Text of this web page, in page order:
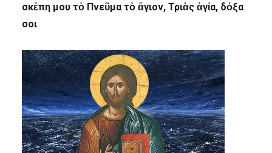
σκέπη μου τὸ Πνεῦμα τὸ ἅγιον, Τριὰς ἁγία, δόξα
σοι